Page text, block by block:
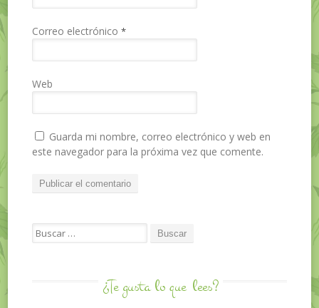
Correo electrónico*
Web
Guarda mi nombre, correo electrónico y web en
este navegador para la próxima vez que comente.
Search for:
¿Te gusta lo que lees?